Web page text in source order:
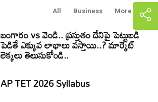
All Business More
బంగారం vs వెండి.. ప్రస్తుతం దేనిపై పెట్టుబడి
పెడితే ఎక్కువ లాభాలు వస్తాయి..? మార్కెట్
లెక్కలు తెలుసుకోండి..
AP TET 2026 Syllabus